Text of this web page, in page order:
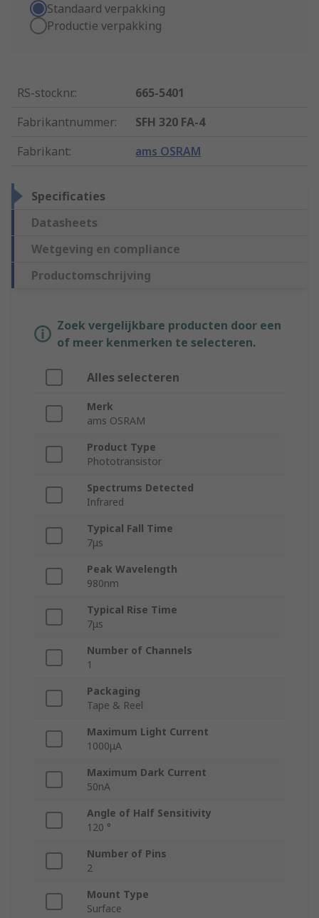
Standaard verpakking
Productie verpakking
RS-stocknr.:
665-5401
Fabrikantnummer:
SFH 320 FA-4
Fabrikant: ams OSRAM
Specificaties
Datasheets
Wetgeving en compliance
Productomschrijving
Zoek vergelijkbare producten door een
of meer kenmerken te selecteren.
Alles selecteren
Merk
ams OSRAM
Product Type
Phototransistor
Spectrums Detected
Infrared
Typical Fall Time
7μs
Peak Wavelength
980nm
Typical Rise Time
7μs
Number of Channels
1
Packaging
Tape & Reel
Maximum Light Current
1000μA
Maximum Dark Current
50nA
Angle of Half Sensitivity
120 °
Number of Pins
2
Mount Type
Surface